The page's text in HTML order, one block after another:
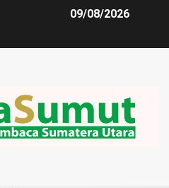
09/08/2026